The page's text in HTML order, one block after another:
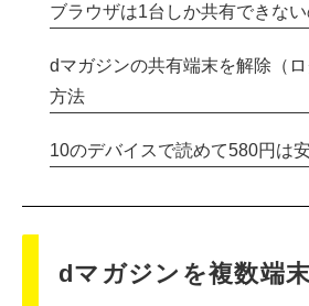
ブラウザは1台しか共有できな
dマガジンの共有端末を解除（
方法
10のデバイスで読めて580円は
dマガジンを複数端